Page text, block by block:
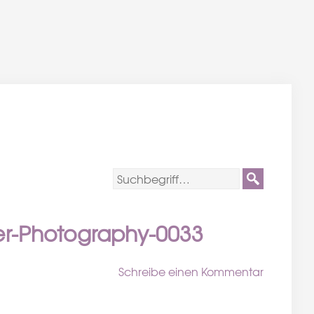
Photography-0033
Schreibe einen Kommentar